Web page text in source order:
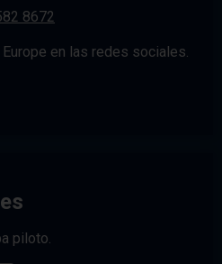
8672
en las redes sociales.
piloto.